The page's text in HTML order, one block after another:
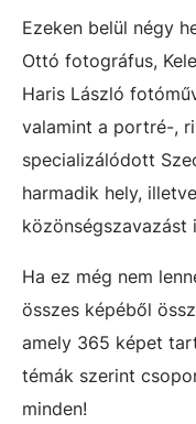
Ezeken belül négy
Ottó fotográfus,
Haris László
valamint a portré-,
specializálódott
harmadik hely,
közönségszavazást
Ha ez még nem
összes képéből
amely 365 képet
témák szerint
minden!